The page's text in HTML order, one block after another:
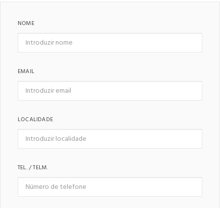
NOME
EMAIL
LOCALIDADE
TEL. / TELM.